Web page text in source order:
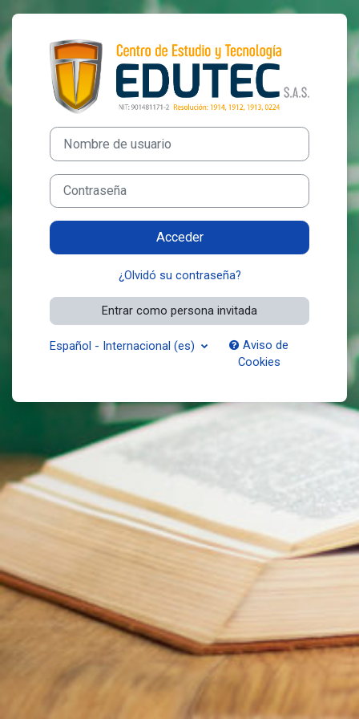
Entrar a EDUTEC
Nombre de usuario
Contraseña
Acceder
¿Olvidó su contraseña?
Entrar como persona invitada
Español - Internacional ‎(es)‎
Aviso de
Cookies